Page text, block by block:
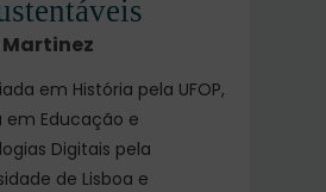
Martinez
em História pela UFOP,
em Educação e
Digitais pela
de Lisboa e